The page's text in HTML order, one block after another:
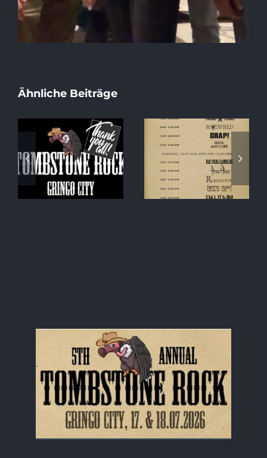
Ähnliche Beiträge
Running Order
2026
Special Album
Release Show
at Tombstone
Rock!